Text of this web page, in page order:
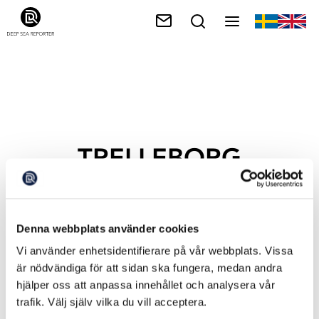
Denna webbplats använder cookies
Vi använder enhetsidentifierare på vår webbplats. Vissa
är nödvändiga för att sidan ska fungera, medan andra
hjälper oss att anpassa innehållet och analysera vår
trafik. Välj själv vilka du vill acceptera.
TRELLEBORG